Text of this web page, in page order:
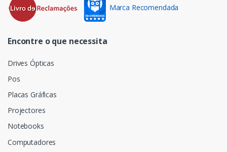
Marca Recomendada
Encontre o que necessita
Drives Ópticas
Pos
Placas Gráficas
Projectores
Notebooks
Computadores